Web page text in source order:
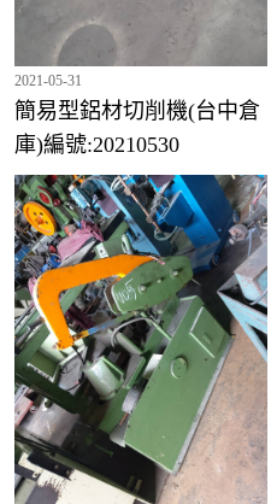
2021-05-31
簡易型鋁材切削機(台中倉
庫)編號:20210530